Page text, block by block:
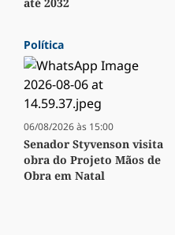
Política
06/08/2026 às 15:00
Senador Styvenson visita
obra do Projeto Mãos de
Obra em Natal